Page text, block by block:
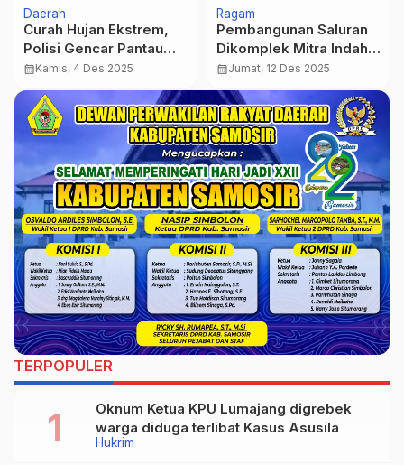
Daerah
Curah Hujan Ekstrem,
Polisi Gencar Pantau
Debit Air di Titik Rawan
calendar_monthKamis, 4 Des 2025
Ragam
Pembangunan Saluran
Dikomplek Mitra Indah
Utama II Pontianak
calendar_monthJumat, 12 Des 2025
TERPOPULER
Hukrim
Oknum Ketua KPU Lumajang digrebek
warga diduga terlibat Kasus Asusila